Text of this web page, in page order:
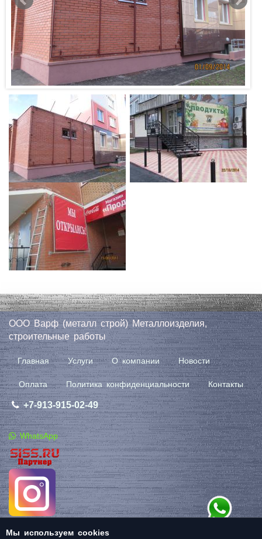
ООО Варф (металл строй) Металлоизделия,
строительные работы
Главная Услуги О компании Новости
Оплата Политика конфиденциальности Контакты
+7-913-915-02-49
WhatsApp
Создание сайта + Marketing
Мы используем cookies